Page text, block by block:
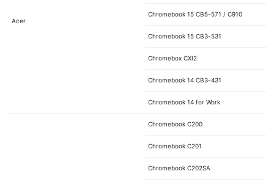
Acer
Chromebook 15 CB5-571 / C910
Chromebook 15 CB3-531
Chromebox CXI2
Chromebook 14 CB3-431
Chromebook 14 for Work
Chromebook C200
Chromebook C201
Chromebook C202SA